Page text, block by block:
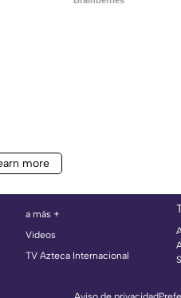
a más +
Videos
TV Azteca Internacional